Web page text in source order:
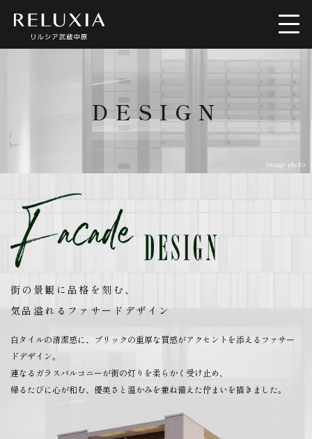
ロケーション
アクセス デザイン
間取り 設備仕様
ブランド
image photo
DESIGN
街の景観に品格を刻む、
気品溢れるファサードデザイン
白タイルの清潔感に、ブリックの重厚な質感がアクセントを添えるファサー
ドデザイン。
連なるガラスバルコニーが街の灯りを柔らかく受け止め、
帰るたびに心が和む、優美さと温かみを兼ね備えた佇まいを描きました。